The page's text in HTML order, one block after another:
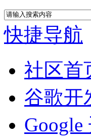
快捷导航
社区首
谷歌开